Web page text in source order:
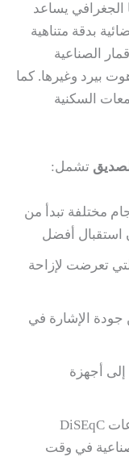
الجغرافي يساعد
بدقة متناهية
الصناعية
بيرد وغيرها. كما
السكنية
تشمل:
مختلفة تبدأ من
تعرضت لإزاحة
جودة الإشارة في
أجهزة
عبر موزعات DiSEqC
في وقت